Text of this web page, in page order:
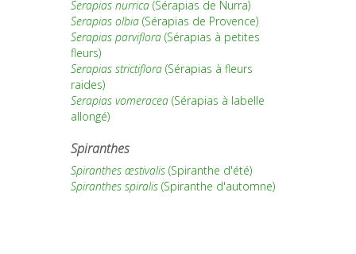
Serapias nurrica (Sérapias de Nurra)
Serapias olbia (Sérapias de Provence)
Serapias parviflora (Sérapias à petites
fleurs)
Serapias strictiflora (Sérapias à fleurs
raides)
Serapias vomeracea (Sérapias à labelle
allongé)
Spiranthes
Spiranthes æstivalis (Spiranthe d'été)
Spiranthes spiralis (Spiranthe d'automne)